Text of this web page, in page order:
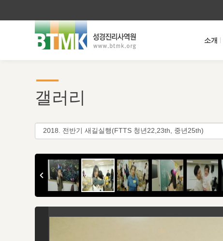
소개
갤러리